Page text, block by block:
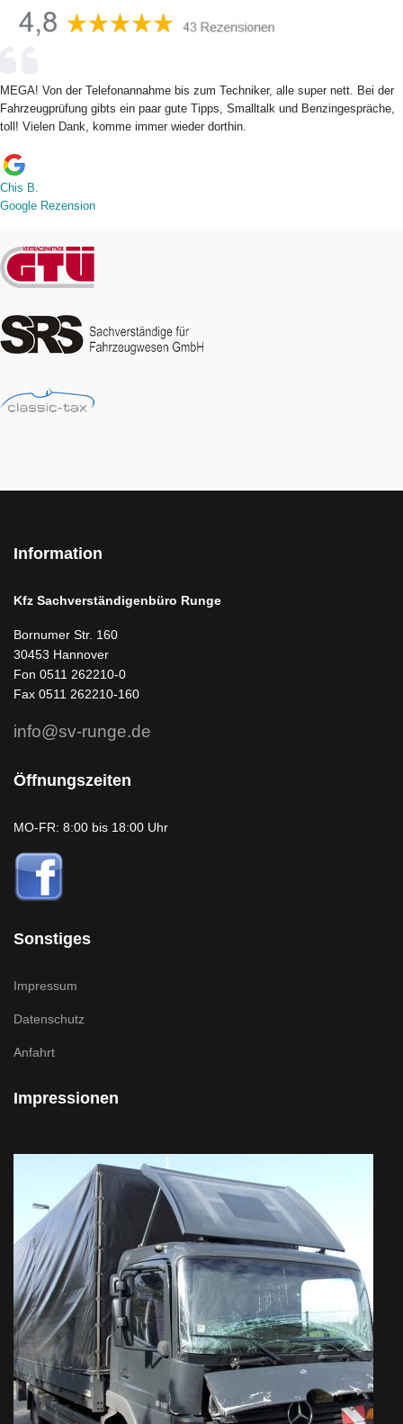
MEGA! Von der Telefonannahme bis zum Techniker, alle super nett. Bei der
Fahrzeugprüfung gibts ein paar gute Tipps, Smalltalk und Benzingespräche,
toll! Vielen Dank, komme immer wieder dorthin.
Chis B.
Google Rezension
Information
Kfz Sachverständigenbüro Runge
Bornumer Str. 160
30453 Hannover
Fon 0511 262210-0
Fax 0511 262210-160
info@sv-runge.de
Öffnungszeiten
MO-FR: 8:00 bis 18:00 Uhr
Sonstiges
Impressum
Datenschutz
Anfahrt
Impressionen